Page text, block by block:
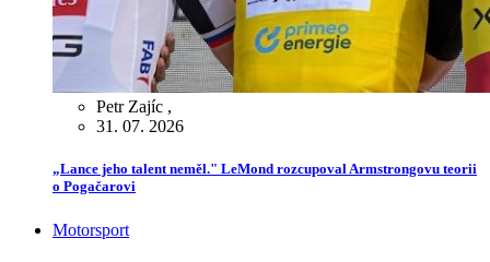
Petr Zajíc ,
31. 07. 2026
„Lance jeho talent neměl." LeMond rozcupoval Armstrongovu teorii
o Pogačarovi
Motorsport